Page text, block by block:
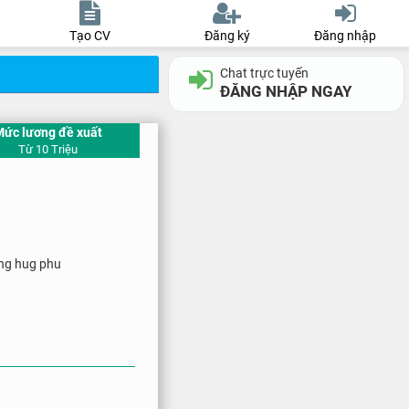
Tạo CV Đăng ký Đăng nhập
hug phu
lương đề xuất
Từ 10 Triệu
Chat trực tuyến
ĐĂNG NHẬP NGAY